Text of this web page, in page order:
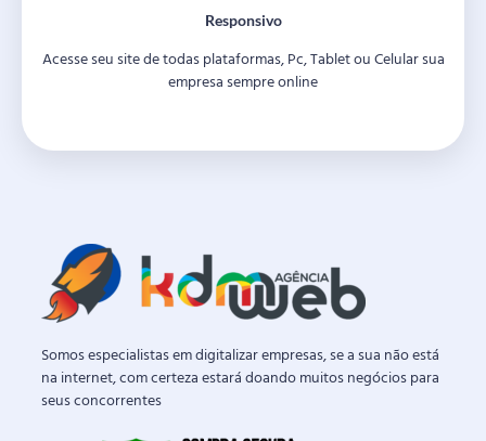
Responsivo
Acesse seu site de todas plataformas, Pc, Tablet ou Celular sua
empresa sempre online
Somos especialistas em digitalizar empresas, se a sua não está
na internet, com certeza estará doando muitos negócios para
seus concorrentes